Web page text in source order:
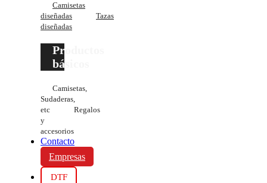
Camisetas
diseñadas
Tazas
diseñadas
Productos
básicos
Camisetas,
Sudaderas,
etc
Regalos
y
accesorios
Contacto
Empresas
DTF